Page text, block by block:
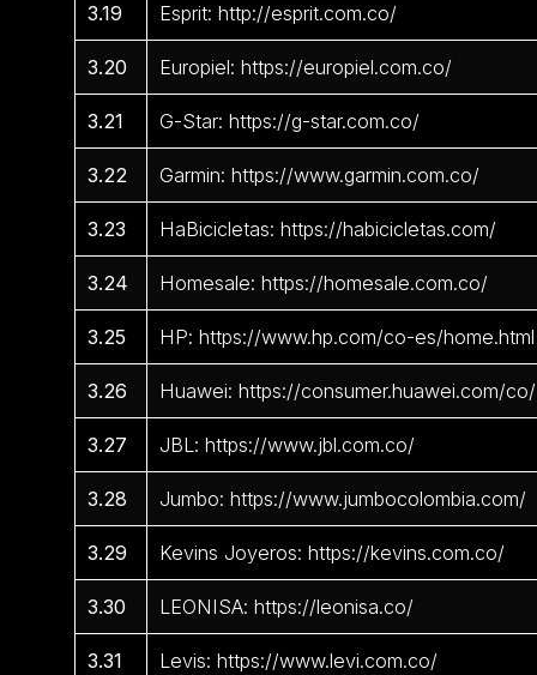
3.19 Esprit: http://esprit.com.co/
3.20 Europiel: https://europiel.com.co/
3.21 G-Star: https://g-star.com.co/
3.22 Garmin: https://www.garmin.com.co/
3.23 HaBicicletas: https://habicicletas.com/
3.24 Homesale: https://homesale.com.co/
3.25 HP: https://www.hp.com/co-es/home.html
3.26 Huawei: https://consumer.huawei.com/co/
3.27 JBL: https://www.jbl.com.co/
3.28 Jumbo: https://www.jumbocolombia.com/
3.29 Kevins Joyeros: https://kevins.com.co/
3.30 LEONISA: https://leonisa.co/
3.31 Levis: https://www.levi.com.co/